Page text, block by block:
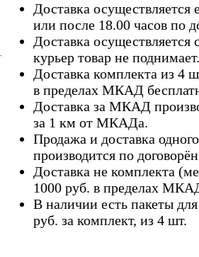
Доставка осуществляется
или после 18.00 часов по
Доставка осуществляется
курьер товар не поднимает.
Доставка комплекта из 4
в пределах МКАД
Доставка за МКАД
за 1 км от МКАДа.
Продажа и доставка
производится по
Доставка не комплекта
1000 руб. в пределах
В наличии есть пакеты
руб. за комплект, из 4 шт.